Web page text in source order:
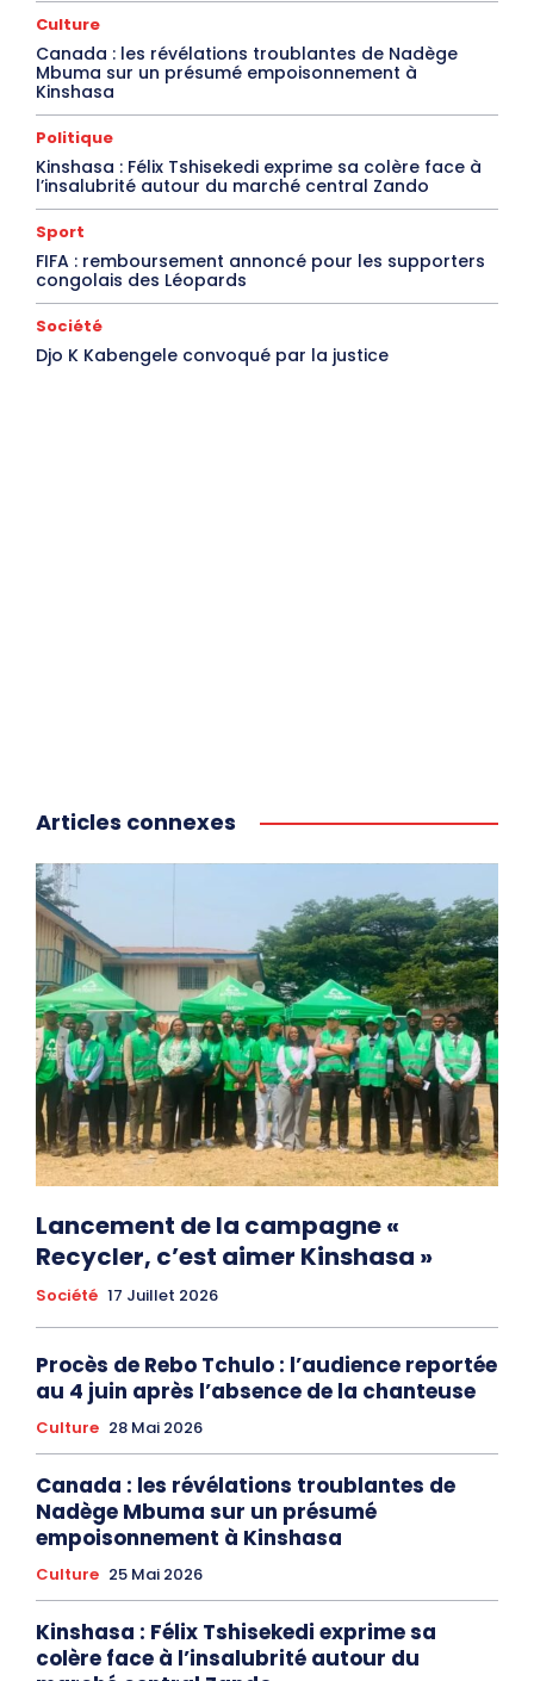
Culture
Canada : les révélations troublantes de Nadège
Mbuma sur un présumé empoisonnement à
Kinshasa
Politique
Kinshasa : Félix Tshisekedi exprime sa colère face à
l’insalubrité autour du marché central Zando
Sport
FIFA : remboursement annoncé pour les supporters
congolais des Léopards
Société
Djo K Kabengele convoqué par la justice
Articles connexes
Lancement de la campagne «
Recycler, c’est aimer Kinshasa »
Société 17 Juillet 2026
Procès de Rebo Tchulo : l’audience reportée
au 4 juin après l’absence de la chanteuse
Culture 28 Mai 2026
Canada : les révélations troublantes de
Nadège Mbuma sur un présumé
empoisonnement à Kinshasa
Culture 25 Mai 2026
Kinshasa : Félix Tshisekedi exprime sa
colère face à l’insalubrité autour du